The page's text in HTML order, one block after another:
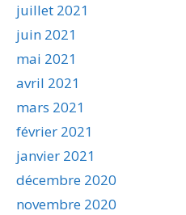
juillet 2021
juin 2021
mai 2021
avril 2021
mars 2021
février 2021
janvier 2021
décembre 2020
novembre 2020